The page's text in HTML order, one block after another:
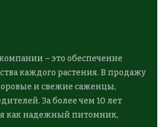
– это обеспечение
каждого растения. В продажу
и свежие саженцы,
За более чем 10 лет
как надежный питомник,